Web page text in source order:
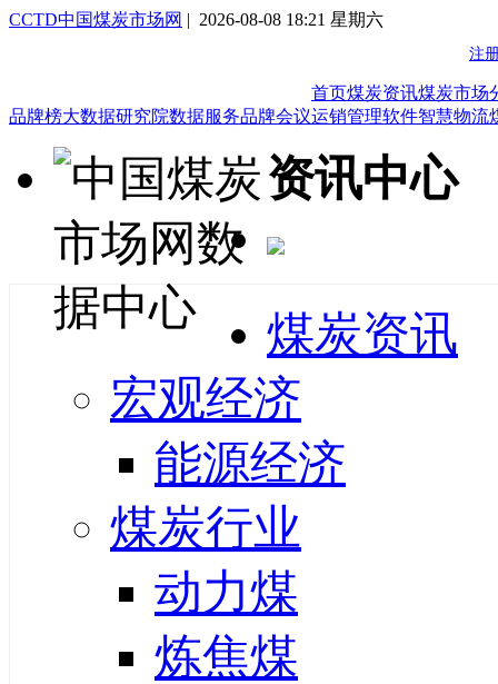
CCTD中国煤炭市场网 | 2026-08-08 18:21 星期六
首页煤炭资讯煤炭市场
品牌榜大数据研究院数据服务品牌会议运销管理软件智慧物流
资讯中心
煤炭资讯
宏观经济
能源经济
煤炭行业
动力煤
炼焦煤